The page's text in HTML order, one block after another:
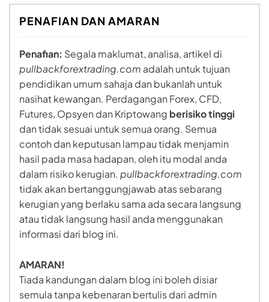
PENAFIAN DAN AMARAN
Penafian: Segala maklumat, analisa, artikel di
pullbackforextrading.com adalah untuk tujuan
pendidikan umum sahaja dan bukanlah untuk
nasihat kewangan. Perdagangan Forex, CFD,
Futures, Opsyen dan Kriptowang berisiko tinggi
dan tidak sesuai untuk semua orang. Semua
contoh dan keputusan lampau tidak menjamin
hasil pada masa hadapan, oleh itu modal anda
dalam risiko kerugian. pullbackforextrading.com
tidak akan bertanggungjawab atas sebarang
kerugian yang berlaku sama ada secara langsung
atau tidak langsung hasil anda menggunakan
informasi dari blog ini.
AMARAN!
Tiada kandungan dalam blog ini boleh disiar
semula tanpa kebenaran bertulis dari admin